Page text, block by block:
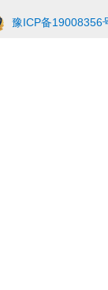
豫ICP备19008356